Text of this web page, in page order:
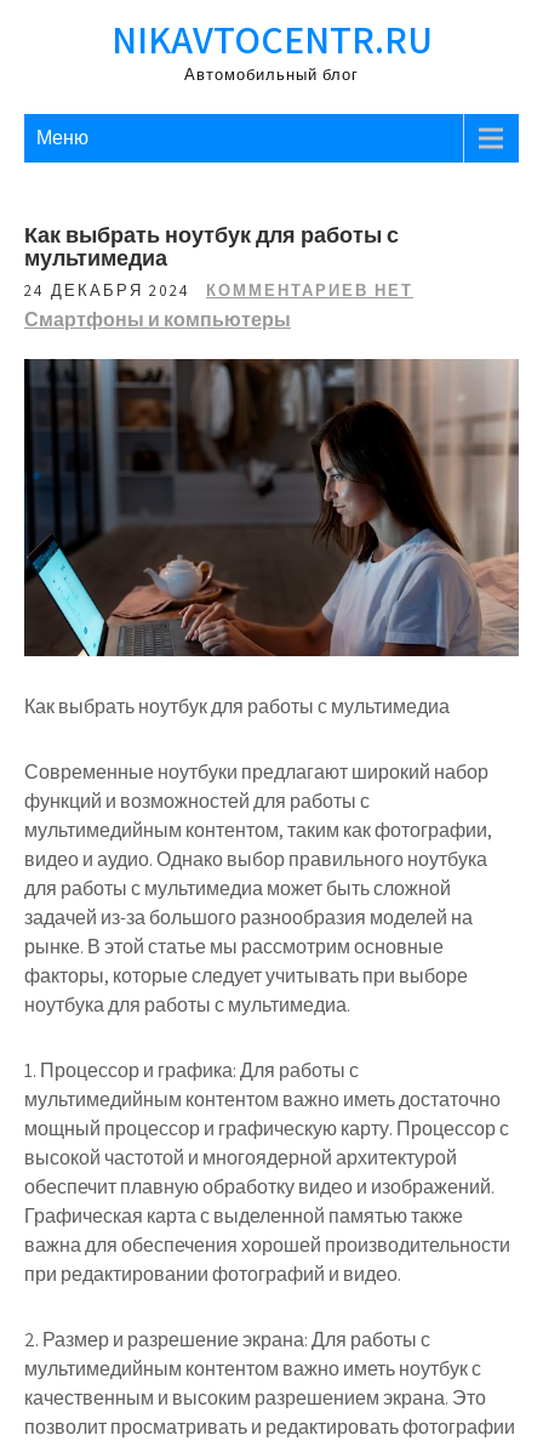
NIKAVTOCENTR.RU
Автомобильный блог
Меню
Как выбрать ноутбук для работы с
мультимедиа
24 ДЕКАБРЯ 2024 КОММЕНТАРИЕВ НЕТ
Смартфоны и компьютеры
Как выбрать ноутбук для работы с мультимедиа
Современные ноутбуки предлагают широкий набор
функций и возможностей для работы с
мультимедийным контентом, таким как фотографии,
видео и аудио. Однако выбор правильного ноутбука
для работы с мультимедиа может быть сложной
задачей из-за большого разнообразия моделей на
рынке. В этой статье мы рассмотрим основные
факторы, которые следует учитывать при выборе
ноутбука для работы с мультимедиа.
1. Процессор и графика: Для работы с
мультимедийным контентом важно иметь достаточно
мощный процессор и графическую карту. Процессор с
высокой частотой и многоядерной архитектурой
обеспечит плавную обработку видео и изображений.
Графическая карта с выделенной памятью также
важна для обеспечения хорошей производительности
при редактировании фотографий и видео.
2. Размер и разрешение экрана: Для работы с
мультимедийным контентом важно иметь ноутбук с
качественным и высоким разрешением экрана. Это
позволит просматривать и редактировать фотографии